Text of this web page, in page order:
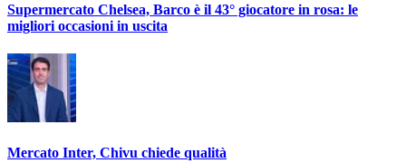
Supermercato Chelsea, Barco è il 43° giocatore in rosa: le
migliori occasioni in uscita
Mercato Inter, Chivu chiede qualità